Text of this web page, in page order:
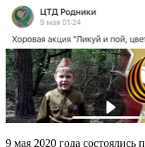
9 мая 2020 года